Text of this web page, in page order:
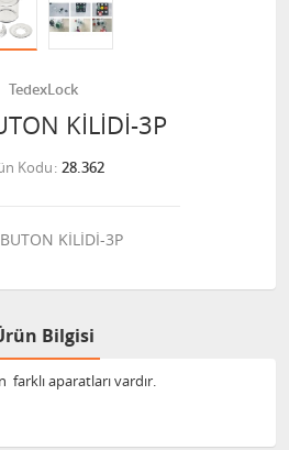
TedexLock
KİLİDİ-3P
Kodu 28.362
KİLİDİ-3P
Bilgisi
aparatları vardır.